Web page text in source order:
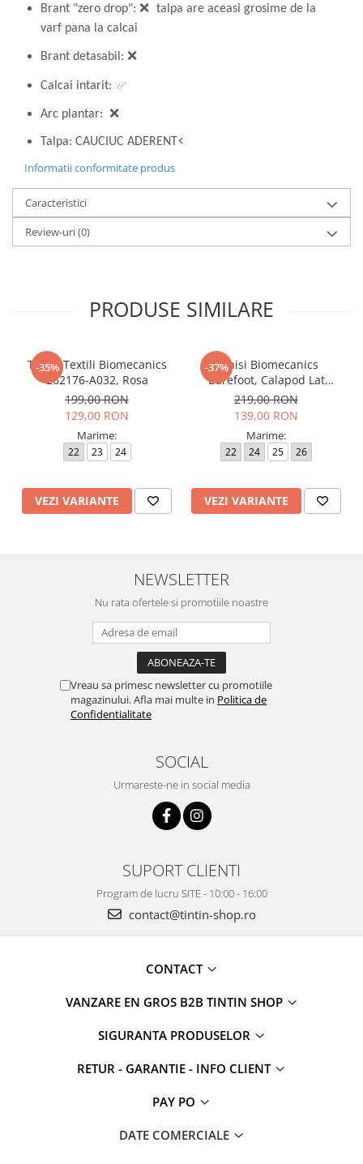
Brant "zero drop": ❌ talpa are aceasi grosime de la
varf pana la calcai
Brant detasabil: ❌
Calcai intarit: ✅
Arc plantar: ❌
Talpa: CAUCIUC ADERENT <
Informatii conformitate produs
Caracteristici
Review-uri(0)
PRODUSE SIMILARE
-35%
Tenisi Textili Biomecanics
262176-A032, Rosa
199,00 RON
129,00 RON
Marime:
22 23 24
VEZI VARIANTE
-37%
Tenisi Biomecanics
Barefoot, Calapod Lat
262190-E032 Rosa
219,00 RON
139,00 RON
Marime:
22 24 25 26
VEZI VARIANTE
NEWSLETTER
Nu rata ofertele si promotiile noastre
Vreau sa primesc newsletter cu promotiile
magazinului. Afla mai multe in Politica de
Confidentialitate
SOCIAL
Urmareste-ne in social media
SUPORT CLIENTI
Program de lucru SITE - 10:00 - 16:00
contact@tintin-shop.ro
CONTACT
VANZARE EN GROS B2B TINTIN SHOP
SIGURANTA PRODUSELOR
RETUR - GARANTIE - INFO CLIENT
PAY PO
DATE COMERCIALE